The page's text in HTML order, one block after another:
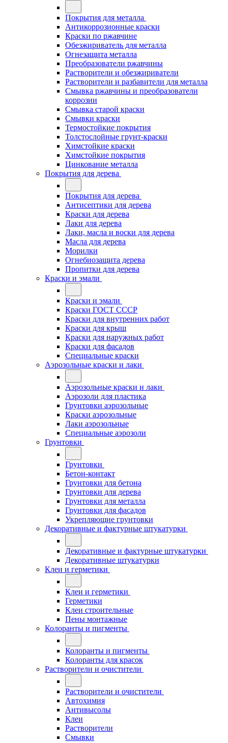
Покрытия для металла
Антикоррозионные краски
Краски по ржавчине
Обезжириватель для металла
Огнезащита металла
Преобразователи ржавчины
Растворители и обезжириватели
Растворители и разбавители для металла
Смывка ржавчины и преобразователи
коррозии
Смывка старой краски
Смывки краски
Термостойкие покрытия
Толстослойные грунт-краски
Химстойкие краски
Химстойкие покрытия
Цинкование металла
Покрытия для дерева
Покрытия для дерева
Антисептики для дерева
Краски для дерева
Лаки для дерева
Лаки, масла и воски для дерева
Масла для дерева
Морилки
Огнебиозащита дерева
Пропитки для дерева
Краски и эмали
Краски и эмали
Краски ГОСТ СССР
Краски для внутренних работ
Краски для крыш
Краски для наружных работ
Краски для фасадов
Специальные краски
Аэрозольные краски и лаки
Аэрозольные краски и лаки
Аэрозоли для пластика
Грунтовки аэрозольные
Краски аэрозольные
Лаки аэрозольные
Специальные аэрозоли
Грунтовки
Грунтовки
Бетон-контакт
Грунтовки для бетона
Грунтовки для дерева
Грунтовки для металла
Грунтовки для фасадов
Укрепляющие грунтовки
Декоративные и фактурные штукатурки
Декоративные и фактурные штукатурки
Декоративные штукатурки
Клеи и герметики
Клеи и герметики
Герметики
Клеи строительные
Пены монтажные
Колоранты и пигменты
Колоранты и пигменты
Колоранты для красок
Растворители и очистители
Растворители и очистители
Автохимия
Антивысолы
Клеи
Растворители
Смывки